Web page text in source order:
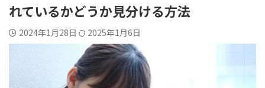
れているかどうか見分ける方法
2024年1月28日 2025年1月6日